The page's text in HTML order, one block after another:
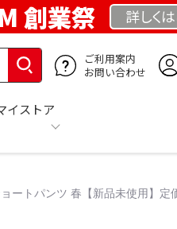
創業祭 詳しくは
ご利用案内
お問い合わせ
イストア
ートパンツ 春【新品未使用】定